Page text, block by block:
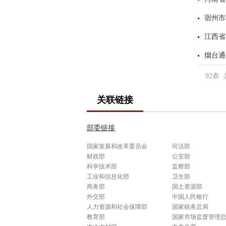
宿州
江西
烟台
92条
关联链接
部委链接
国家发展和改革委员会
财政部
科学技术部
工业和信息化部
商务部
外交部
人力资源和社会保障部
教育部
司法部
公安部
监察部
卫生部
国土资源部
中国人民银行
国家税务总局
国家市场监督管理